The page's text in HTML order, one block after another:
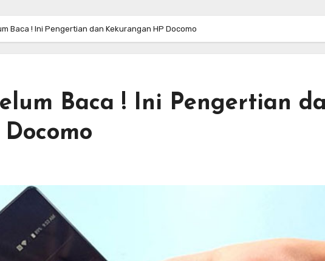
Baca ! Ini Pengertian dan Kekurangan HP Docomo
Baca ! Ini Pengertian